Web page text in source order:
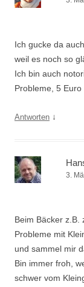
Ich gucke da
weil es noch so
Ich bin auch
Probleme, 5 Euro
Antworten ↓
3.
Beim Bäcker z.B.
Probleme mit
und sammel mir
Bin immer froh,
schwer vom